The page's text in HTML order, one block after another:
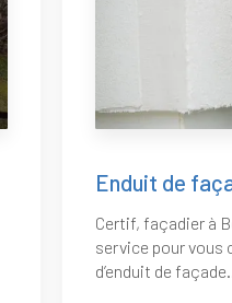
Enduit de
Certif, façadier à
service pour vous
d’enduit de